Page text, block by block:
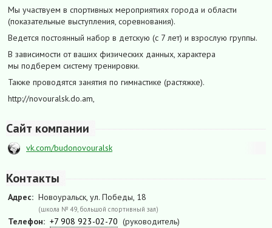
Мы участвуем в спортивных мероприятиях города и области
(показательные выступления, соревнования).
Ведется постоянный набор в детскую (с 7 лет) и взрослую группы.
В зависимости от ваших физических данных, характера
мы подберем систему тренировки.
Также проводятся занятия по гимнастике (растяжке).
http://novouralsk.do.am,
Сайт компании
vk.com/budonovouralsk
Контакты
Адрес: Новоуральск, ул. Победы, 18
(школа № 49, большой спортивный зал)
Телефон: +7 908 923-02-70 (руководитель)